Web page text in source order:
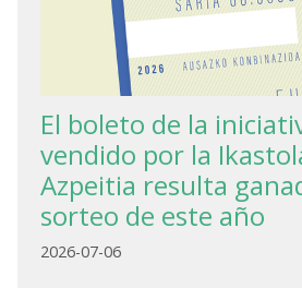
El boleto de la
vendido por la
Azpeitia resulta
sorteo de este año
2026-07-06